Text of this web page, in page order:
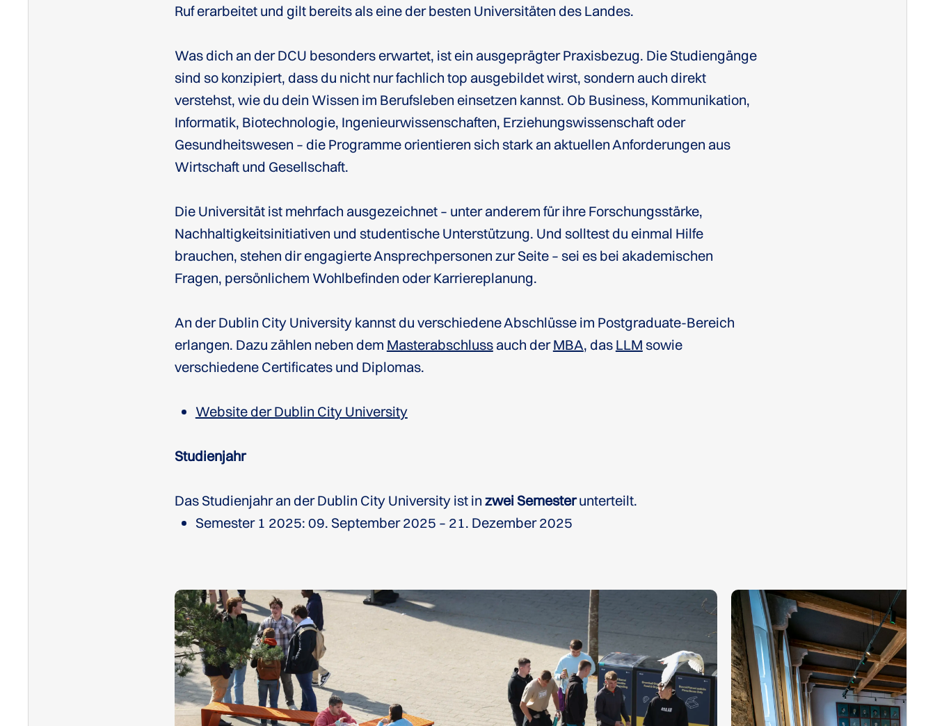
Ruf erarbeitet und gilt bereits als eine der besten Universitäten des Landes.
Was dich an der DCU besonders erwartet, ist ein ausgeprägter Praxisbezug. Die Studiengänge
sind so konzipiert, dass du nicht nur fachlich top ausgebildet wirst, sondern auch direkt
verstehst, wie du dein Wissen im Berufsleben einsetzen kannst. Ob Business, Kommunikation,
Informatik, Biotechnologie, Ingenieurwissenschaften, Erziehungswissenschaft oder
Gesundheitswesen – die Programme orientieren sich stark an aktuellen Anforderungen aus
Wirtschaft und Gesellschaft.
Die Universität ist mehrfach ausgezeichnet – unter anderem für ihre Forschungsstärke,
Nachhaltigkeitsinitiativen und studentische Unterstützung. Und solltest du einmal Hilfe
brauchen, stehen dir engagierte Ansprechpersonen zur Seite – sei es bei akademischen
Fragen, persönlichem Wohlbefinden oder Karriereplanung.
An der Dublin City University kannst du verschiedene Abschlüsse im Postgraduate-Bereich
erlangen. Dazu zählen neben dem Masterabschlussauch derMBA, das LLM sowie
verschiedene Certificates und Diplomas.
Website der Dublin City University
Studienjahr
Das Studienjahr an der Dublin City University ist in zwei Semester unterteilt.
Semester 1 2025: 09. September 2025 – 21. Dezember 2025